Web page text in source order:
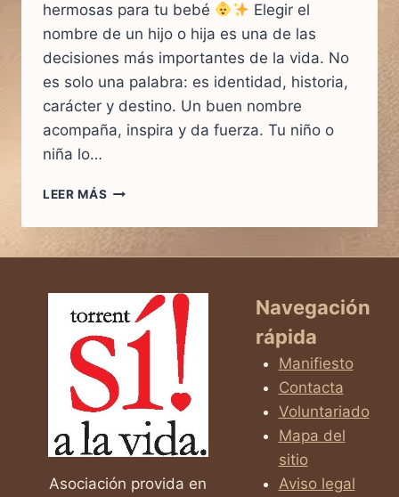
hermosas para tu bebé
Elegir el
nombre de un hijo o hija es una de las
decisiones más importantes de la vida. No
es solo una palabra: es identidad, historia,
carácter y destino. Un buen nombre
acompaña, inspira y da fuerza. Tu niño o
niña lo…
LEER MÁS
DE
IDEAS
HERMOSAS
PARA
TU
BEBÉ
Asociación provida en
Navegación
rápida
Manifiesto
Contacta
Voluntariado
Mapa del
sitio
Aviso legal